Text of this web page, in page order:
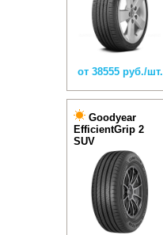
от 38555 руб./шт.
Goodyear
EfficientGrip 2
SUV